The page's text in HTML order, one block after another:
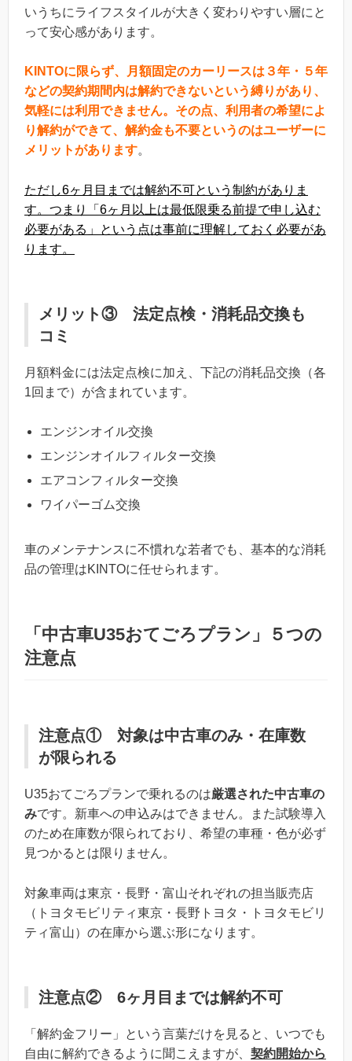
いうちにライフスタイルが大きく変わりやすい層にと
って安心感があります。
KINTOに限らず、月額固定のカーリースは３年・５年
などの契約期間内は解約できないという縛りがあり、
気軽には利用できません。その点、利用者の希望によ
り解約ができて、解約金も不要というのはユーザーに
メリットがあります。
ただし6ヶ月目までは解約不可という制約がありま
す。つまり「6ヶ月以上は最低限乗る前提で申し込む
必要がある」という点は事前に理解しておく必要があ
ります。
メリット③ 法定点検・消耗品交換も
コミ
月額料金には法定点検に加え、下記の消耗品交換（各
1回まで）が含まれています。
エンジンオイル交換
エンジンオイルフィルター交換
エアコンフィルター交換
ワイパーゴム交換
車のメンテナンスに不慣れな若者でも、基本的な消耗
品の管理はKINTOに任せられます。
「中古車U35おてごろプラン」５つの
注意点
注意点① 対象は中古車のみ・在庫数
が限られる
U35おてごろプランで乗れるのは厳選された中古車の
みです。新車への申込みはできません。また試験導入
のため在庫数が限られており、希望の車種・色が必ず
見つかるとは限りません。
対象車両は東京・長野・富山それぞれの担当販売店
（トヨタモビリティ東京・長野トヨタ・トヨタモビリ
ティ富山）の在庫から選ぶ形になります。
注意点② 6ヶ月目までは解約不可
「解約金フリー」という言葉だけを見ると、いつでも
自由に解約できるように聞こえますが、 契約開始から